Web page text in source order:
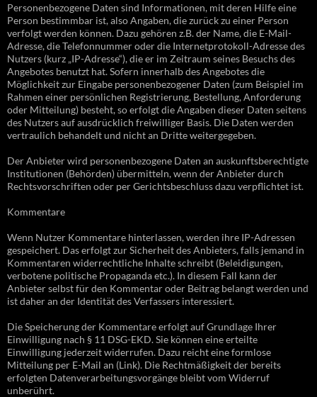
Personenbezogene Daten sind Informationen, mit deren Hilfe eine
Person bestimmbar ist, also Angaben, die zurück zu einer Person
verfolgt werden können. Dazu gehören z.B. der Name, die E-Mail-
Adresse, die Telefonnummer oder die Internetprotokoll-Adresse des
Nutzers (kurz „IP-Adresse“), die er im Zeitraum seines Besuchs des
Angebotes benutzt hat. Sofern innerhalb des Angebotes die
Möglichkeit zur Eingabe personenbezogener Daten (zum Beispiel im
Rahmen einer persönlichen Registrierung, Bestellung, Anforderung
oder Mitteilung) besteht, so erfolgt die Angaben dieser Daten seitens
des Nutzers auf ausdrücklich freiwilliger Basis. Die Daten werden
vertraulich behandelt und nicht an Dritte weitergegeben.
Der Anbieter wird personenbezogene Daten an auskunftsberechtigte
Institutionen (Behörden) übermitteln, wenn der Anbieter durch
Rechtsvorschriften oder per Gerichtsbeschluss dazu verpflichtet ist.
Kommentare
Wenn Nutzer Kommentare hinterlassen, werden ihre IP-Adressen
gespeichert. Das erfolgt zur Sicherheit des Anbieters, falls jemand in
Kommentaren widerrechtliche Inhalte schreibt (Beleidigungen,
verbotene politische Propaganda etc.). In diesem Fall kann der
Anbieter selbst für den Kommentar oder Beitrag belangt werden und
ist daher an der Identität des Verfassers interessiert.
Die Speicherung der Kommentare erfolgt auf Grundlage Ihrer
Einwilligung nach § 11 DSG-EKD. Sie können eine erteilte
Einwilligung jederzeit widerrufen. Dazu reicht eine formlose
Mitteilung per E-Mail an (Link). Die Rechtmäßigkeit der bereits
erfolgten Datenverarbeitungsvorgänge bleibt vom Widerruf
unberührt.